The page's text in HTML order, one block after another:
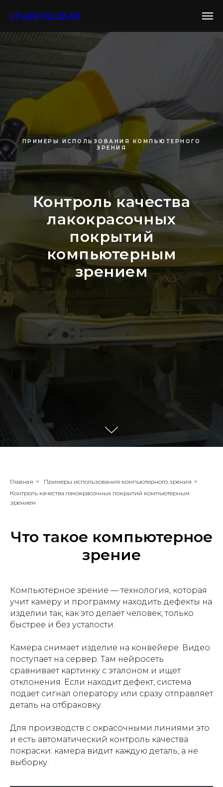
+7 499 112-39-39
ПРИМЕРЫ ИСПОЛЬЗОВАНИЯ КОМПЬЮТЕРНОГО
ЗРЕНИЯ
Контроль качества
лакокрасочных
покрытий
компьютерным
зрением
Главная » Примеры использования компьютерного зрения »
Контроль качества лакокрасочных покрытий компьютерным
зрением
Что такое компьютерное
зрение
Компьютерное зрение — технология, которая
учит камеру и программу находить дефекты на
изделии так, как это делает человек, только
быстрее и без усталости.
Камера снимает изделие на конвейере. Видео
поступает на сервер. Там нейросеть
сравнивает картинку с эталоном и ищет
отклонения. Если находит дефект, система
подает сигнал оператору или сразу отправляет
деталь на отбраковку.
Для производств с окрасочными линиями это
и есть автоматический контроль качества
покраски: камера видит каждую деталь, а не
выборку.